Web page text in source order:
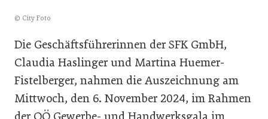
© City Foto
Die Geschäftsführerinnen der SFK GmbH,
Claudia Haslinger und Martina Huemer-
Fistelberger, nahmen die Auszeichnung am
Mittwoch, den 6. November 2024, im Rahmen